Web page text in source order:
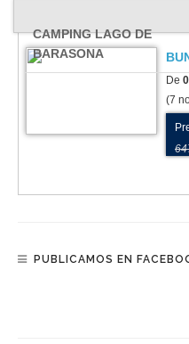
CAMPING LAGO DE
BARASONA
De
(7
PUBLICAMOS EN